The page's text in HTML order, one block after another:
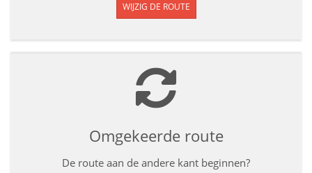
WIJZIG DE ROUTE
Omgekeerde route
De route aan de andere kant beginnen?